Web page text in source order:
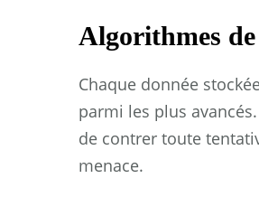
Algorithmes
Chaque donnée
parmi les plus
de contrer toute
menace.